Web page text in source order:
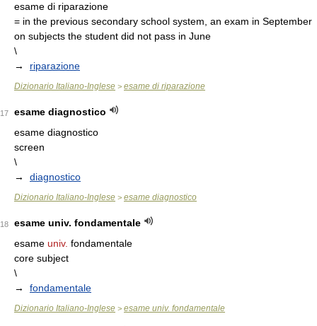
esame di riparazione
= in the previous secondary school system, an exam in September
on subjects the student did not pass in June
\
→ riparazione
Dizionario Italiano-Inglese > esame di riparazione
17
esame diagnostico
esame diagnostico
screen
\
→ diagnostico
Dizionario Italiano-Inglese > esame diagnostico
18
esame univ. fondamentale
esame univ. fondamentale
core subject
\
→ fondamentale
Dizionario Italiano-Inglese > esame univ. fondamentale